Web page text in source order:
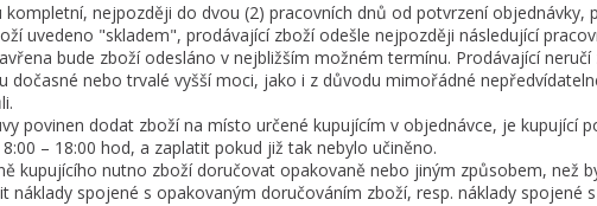
kompletní, nejpozději do dvou (2) pracovních dnů od potvrzení objednávky,
uvedeno "skladem", prodávající zboží odešle nejpozději následující
bude zboží odesláno v nejbližším možném termínu. Prodávající
dočasné nebo trvalé vyšší moci, jako i z důvodu mimořádné
povinen dodat zboží na místo určené kupujícím v objednávce, je kupující
– 18:00 hod, a zaplatit pokud již tak nebylo učiněno.
kupujícího nutno zboží doručovat opakovaně nebo jiným způsobem, než
náklady spojené s opakovaným doručováním zboží, resp. náklady spojené